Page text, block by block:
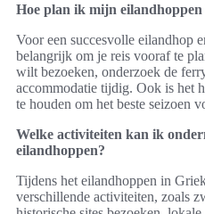
Hoe plan ik mijn
Voor een succesvolle eilandhop
belangrijk om je reis vooraf te
wilt bezoeken, onderzoek de
accommodatie tijdig. Ook is het
te houden om het beste seizoen
Welke activiteiten kan ik
eilandhoppen?
Tijdens het eilandhoppen in
verschillende activiteiten, zoals